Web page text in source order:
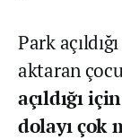
Park
aktaran
açıldığı
dolayı çok